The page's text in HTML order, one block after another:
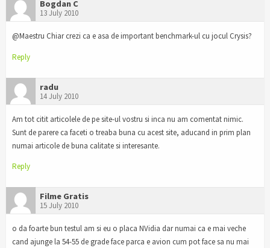
Bogdan C
13 July 2010
@Maestru Chiar crezi ca e asa de important benchmark-ul cu jocul Crysis?
Reply
radu
14 July 2010
Am tot citit articolele de pe site-ul vostru si inca nu am comentat nimic.
Sunt de parere ca faceti o treaba buna cu acest site, aducand in prim plan
numai articole de buna calitate si interesante.
Reply
Filme Gratis
15 July 2010
o da foarte bun testul am si eu o placa NVidia dar numai ca e mai veche
cand ajunge la 54-55 de grade face parca e avion cum pot face sa nu mai